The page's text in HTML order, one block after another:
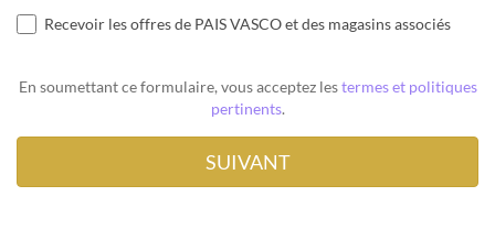
Recevoir les offres de PAIS VASCO et des magasins associés
En soumettant ce formulaire, vous acceptez lestermes et politiques
pertinents.